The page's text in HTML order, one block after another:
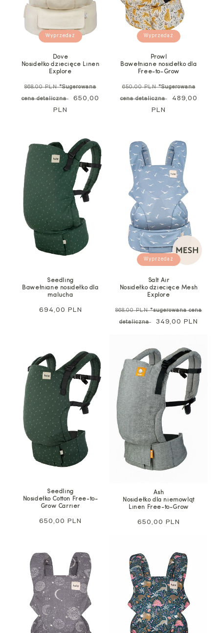
Wyprzedaż
Dove
Nosidełko dziecięce Linen
Explore
Cena
regularna
868,00 PLN*Sugerowana
cena detaliczna
Cena
650,00
PLN
Wyprzedaż
Prowl
Bawełniane nosidełko dla
Free-to-Grow
Cena
regularna
650,00 PLN*Sugerowana
cena detaliczna
Cena
489,00
PLN
Seedling
Bawełniane nosidełko dla
malucha
Cena
694,00 PLN
Wyprzedaż
Salt Air
Nosidełko dziecięce Mesh
Explore
Cena
standardowa
868,00 PLN*sugerowana cena
detaliczna
Cena
349,00 PLN
Seedling
Nosidełko Cotton Free-to-
Grow Carrier
Cena
650,00 PLN
Ash
Nosidełko dla niemowląt
Linen Free-to-Grow
Cena
650,00 PLN